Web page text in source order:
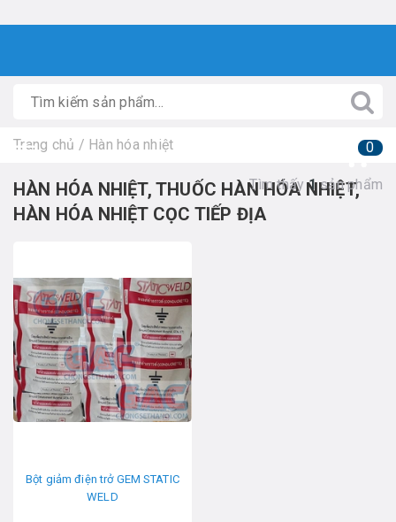
0
Trang chủ / Hàn hóa nhiệt
HÀN HÓA NHIỆT, THUỐC HÀN HÓA NHIỆT,
HÀN HÓA NHIỆT CỌC TIẾP ĐỊA
Tìm thấy1sản phẩm
Bột giảm điện trở GEM STATIC
WELD